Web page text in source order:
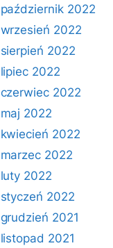
październik 2022
wrzesień 2022
sierpień 2022
lipiec 2022
czerwiec 2022
maj 2022
kwiecień 2022
marzec 2022
luty 2022
styczeń 2022
grudzień 2021
listopad 2021